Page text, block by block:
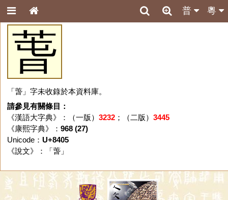
粵
普
萅
「萅」字未收錄於本資料庫。
請參見有關條目：
《漢語大字典》：（一版） 3232；（二版） 3445
《康熙字典》： 968 (27)
Unicode： U+8405
《說文》：「 萅」